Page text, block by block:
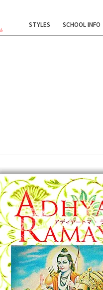
STYLES SCHOOL INFO